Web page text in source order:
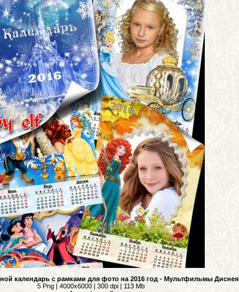
календарь с рамками для фото на 2016 год - Мультфильмы Диснея
5 Png | 4000x6000 | 300 dpi | 113 Mb